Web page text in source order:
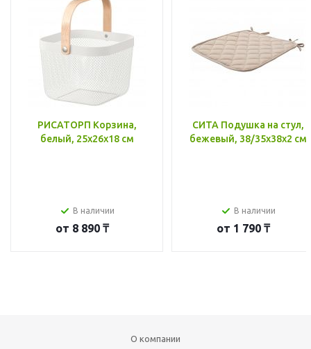
РИСАТОРП Корзина,
белый, 25x26x18 см
В наличии
от 8 890 ₸
СИТА Подушка на стул,
бежевый, 38/35x38x2 см
В наличии
от 1 790 ₸
О компании